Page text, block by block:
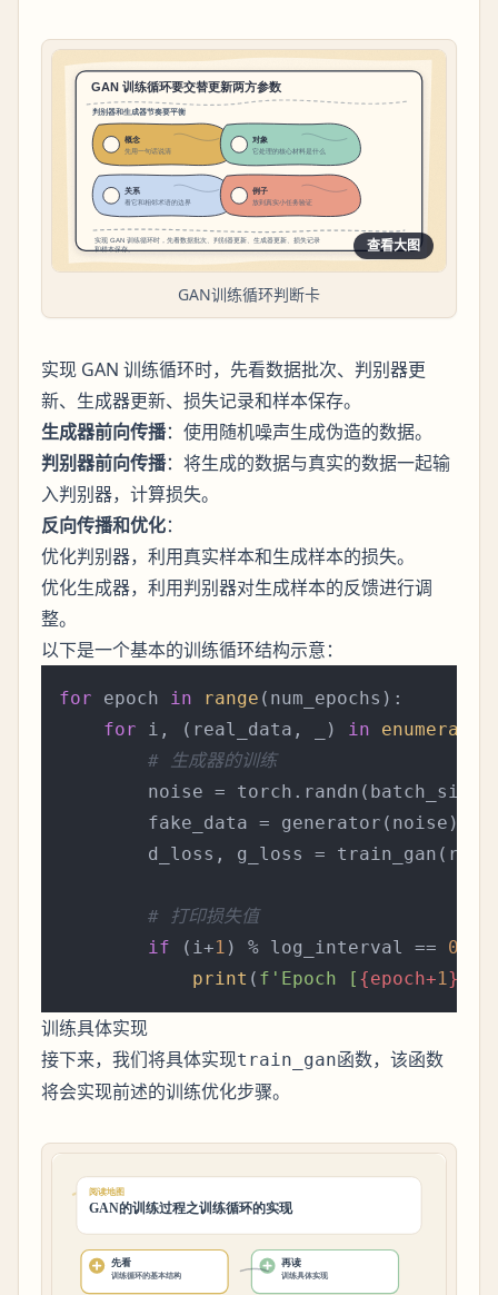
查看大图
GAN训练循环判断卡
实现 GAN 训练循环时，先看数据批次、判别器更
新、生成器更新、损失记录和样本保存。
生成器前向传播：使用随机噪声生成伪造的数据。
判别器前向传播：将生成的数据与真实的数据一起输
入判别器，计算损失。
反向传播和优化：
优化判别器，利用真实样本和生成样本的损失。
优化生成器，利用判别器对生成样本的反馈进行调
整。
以下是一个基本的训练循环结构示意：
for epoch in range (num_epochs):
for i, (real_data, _) in enumerate
# 生成器的训练
noise =
fake_data =
d_loss, g_loss =
# 打印损失值
if (i+1 ) % log_interval == 0
print ( f'Epoch [ {epoch+1}
训练具体实现
接下来，我们将具体实现train_gan函数，该函数
将会实现前述的训练优化步骤。